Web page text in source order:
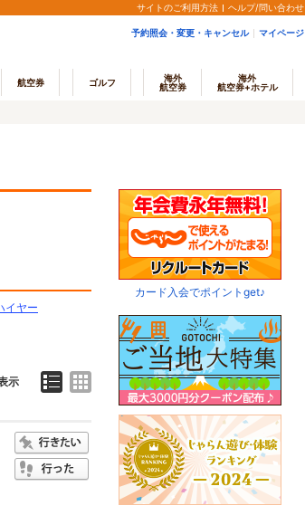
サイトのご利用方法 ヘルプ/問い合わせ
予約照会・変更・キャンセル マイページ
航空券 ゴルフ
海外
航空券
海外
航空券+ホテル
イヤー
示
カード入会でポイントget♪